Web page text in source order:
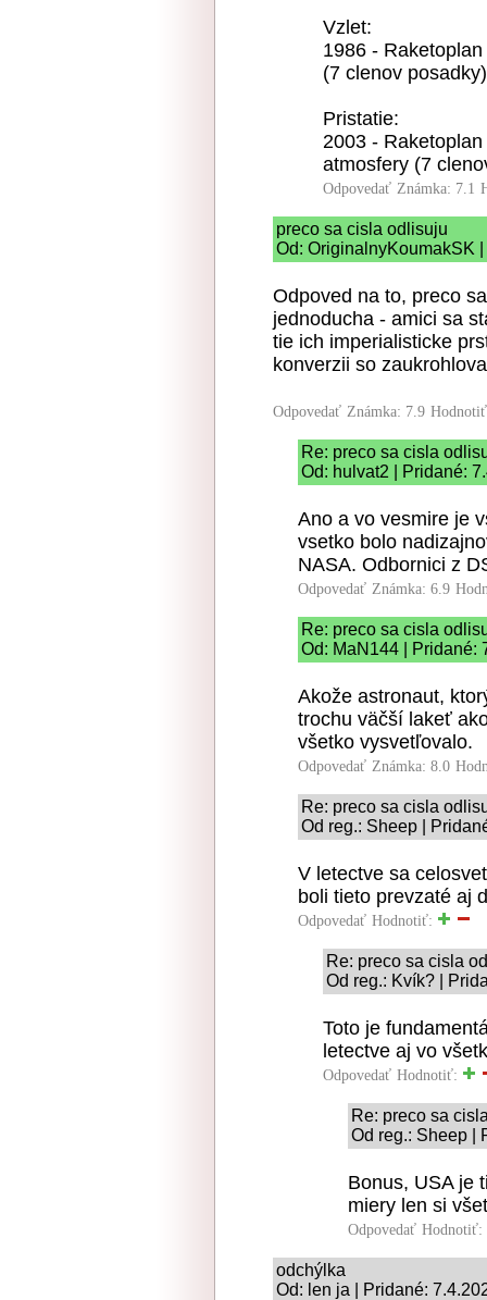
Vzlet:
1986 -
(7 clenov posadky)
Pristatie:
2003 -
atmosfery (7
Odpovedať Známka: 7.1
preco sa cisla odlisuju
Od: OriginalnyKoumakSK
Odpoved na to, preco
jednoducha - amici sa
tie ich imperialisticke
konverzii so
Odpovedať Známka: 7.9
Re: preco sa cisla
Od: hulvat2 | Pridané:
Ano a vo vesmire je
vsetko bolo
NASA. Odbornici z
Odpovedať Známka: 6.9
Re: preco sa cisla
Od: MaN144 | Pridané:
Akože astronaut,
trochu väčší lakeť
všetko vysvetľovalo.
Odpovedať Známka: 8.0
Re: preco sa cisla
Od reg.: Sheep |
V letectve sa
boli tieto prevzaté aj
Odpovedať Hodnotiť:
Re: preco sa cisla
Od reg.: Kvík? |
Toto je
letectve aj vo
Odpovedať Hodnotiť:
Re: preco sa
Od reg.: Sheep |
Bonus, USA je
miery len si
Odpovedať Hodnotiť:
odchýlka
Od: len ja | Pridané: